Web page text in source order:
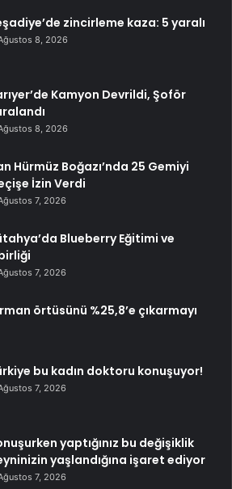
zincirleme kaza: 5 yaralı
8, 2026
Kamyon Devrildi, Şoför
8, 2026
Hürmüz Boğazı’nda 25 Gemiyi
İzin Verdi
7, 2026
Blueberry Eğitimi ve
7, 2026
örtüsünü %25,8’e çıkarmayı
bu kadın doktoru konuşuyor!
7, 2026
yaptığınız bu değişiklik
yaşlandığına işaret ediyor
7, 2026